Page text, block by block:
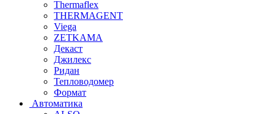
Thermaflex
THERMAGENT
Viega
ZETKAMA
Декаст
Джилекс
Ридан
Тепловодомер
Формат
Автоматика